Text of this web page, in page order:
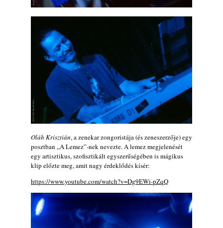
X. BOHÉM JAZZFŐVÁROS fesztivál,
Kecskemét, 2026. augusztus 6-9.: 4 nap, 4
színpad, 10 ország zenészei, 40 óra zene és
tánc!
2026. augusztus 05.
Magyar Jazz ABC – 541. rész: Juhász
Márton
2026. augusztus 05.
Jazz-rock albumok 1983-ból - John Scofield
„Out like a Light”
2026. augusztus 05.
Jazz-rock albumok 1982-ből - John Scofield
„Shinola”
2026. augusztus 04.
Kikkel beszéltem 2.0 – 5. rész: D
2026. augusztus 04.
Lemezek a hatvanas-hetvenes évekből - 84.
rész: Irving Ashby – Memoirs
2026. augusztus 04.
Oláh Krisztián, a zenekar zongoristája (és zeneszerzője) egy
posztban „A Lemez”-nek nevezte. A lemez megjelenését
egy artisztikus, szofisztikált egyszerűségében is mágikus
klip előzte meg, amit nagy érdeklődés kísér:
https://www.youtube.com/watch?v=Dg9EWi-pZqQ